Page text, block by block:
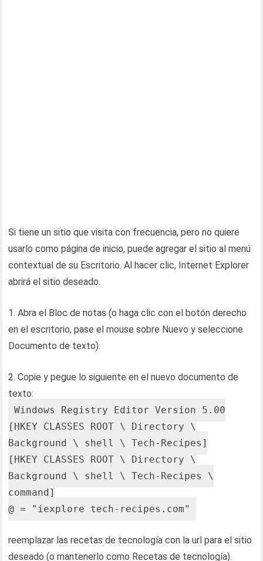
Si tiene un sitio que visita con frecuencia, pero no quiere
usarlo como página de inicio, puede agregar el sitio al menú
contextual de su Escritorio. Al hacer clic, Internet Explorer
abrirá el sitio deseado.
1. Abra el Bloc de notas (o haga clic con el botón derecho
en el escritorio, pase el mouse sobre Nuevo y seleccione
Documento de texto).
2. Copie y pegue lo siguiente en el nuevo documento de
texto:
Windows Registry Editor Version 5.00
[HKEY_CLASSES_ROOT \ Directory \
Background \ shell \ Tech-Recipes]
[HKEY_CLASSES_ROOT \ Directory \
Background \ shell \ Tech-Recipes \
command]
@ = "iexplore tech-recipes.com"
reemplazar las recetas de tecnología con la url para el sitio
deseado (o mantenerlo como Recetas de tecnología).